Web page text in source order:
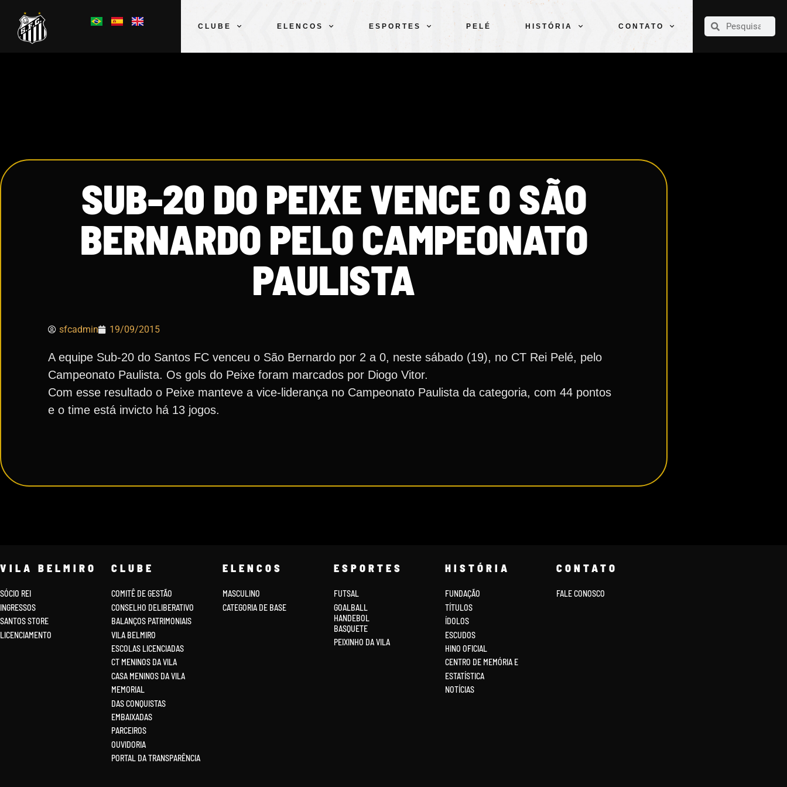
CLUBE ELENCOS ESPORTES PELÉ HISTÓRIA CONTATO
CLUBE
SUB-20 DO PEIXE VENCE O SÃO
BERNARDO PELO CAMPEONATO
PAULISTA
sfcadmin 19/09/2015
A equipe Sub-20 do Santos FC venceu o São Bernardo por 2 a 0, neste sábado (19), no CT Rei Pelé, pelo
Campeonato Paulista. Os gols do Peixe foram marcados por Diogo Vitor.
Com esse resultado o Peixe manteve a vice-liderança no Campeonato Paulista da categoria, com 44 pontos
e o time está invicto há 13 jogos.
VILA BELMIRO
SÓCIO REI
INGRESSOS
SANTOS STORE
LICENCIAMENTO
CLUBE
COMITÊ DE GESTÃO
CONSELHO DELIBERATIVO
BALANÇOS PATRIMONIAIS
VILA BELMIRO
ESCOLAS LICENCIADAS
CT MENINOS DA VILA
CASA MENINOS DA VILA
MEMORIAL
DAS CONQUISTAS
EMBAIXADAS
PARCEIROS
OUVIDORIA
PORTAL DA TRANSPARÊNCIA
ELENCOS
MASCULINO
CATEGORIA DE BASE
ESPORTES
FUTSAL
GOALBALL
HANDEBOL
BASQUETE
PEIXINHO DA VILA
HISTÓRIA
FUNDAÇÃO
TÍTULOS
ÍDOLOS
ESCUDOS
HINO OFICIAL
CENTRO DE MEMÓRIA E
ESTATÍSTICA
NOTÍCIAS
CONTATO
FALE CONOSCO